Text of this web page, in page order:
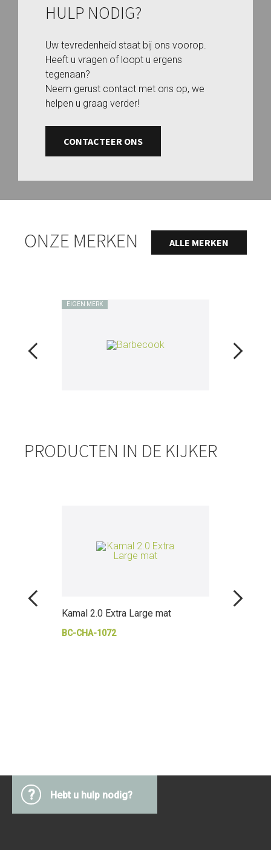
HULP NODIG?
Uw tevredenheid staat bij ons voorop.
Heeft u vragen of loopt u ergens
tegenaan?
Neem gerust contact met ons op, we
helpen u graag verder!
CONTACTEER ONS
ONZE MERKEN ALLE MERKEN
EIGEN MERK
PRODUCTEN IN DE KIJKER
Kamal 2.0 Extra Large mat
BC-CHA-1072
? Hebt u hulp nodig?